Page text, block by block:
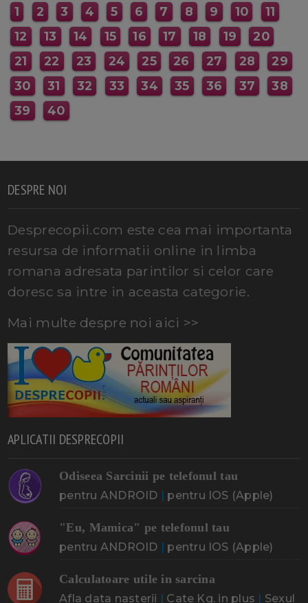
1 2 3 4 5 6 7 8 9 10
11
12
13 14 15 16 17 18 19
20
21
22 23 24 25 26 27 28
29
30
31 32 33 34 35 36 37
38
39
40
DESPRE NOI
Desprecopii.com este cea mai importanta
resursa de informatii online in limba
romana adresata parintilor si celor care
doresc sa intre in aceasta categorie.
Mai multe despre noi aici >>
APLICATII DESPRECOPII
Odiseea Sarcinii pe telefonul tau
pentru ANDROID pentru IOS (Apple)
"Eu, Mamica" pe telefonul tau
pentru ANDROID pentru IOS (Apple)
Calculatoare utile in sarcina
Afla data nasterii Cate Kg. in plus Sexul